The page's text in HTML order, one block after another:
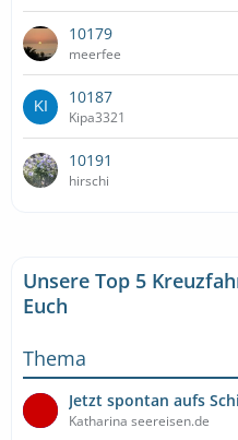
10179
meerfee
10187
Kipa3321
10191
hirschi
Unsere Top 5
Euch
Thema
Jetzt spontan aufs
Katharina seereisen.de